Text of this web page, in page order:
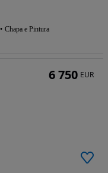
Chapa e Pintura
6 750 EUR